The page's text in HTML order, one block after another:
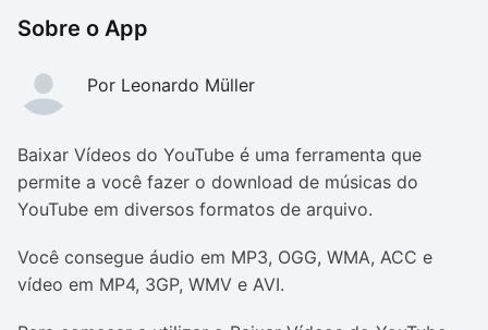
Sobre o App
Por Leonardo Müller
Baixar Vídeos do YouTube é uma ferramenta que
permite a você fazer o download de músicas do
YouTube em diversos formatos de arquivo.
Você consegue áudio em MP3, OGG, WMA, ACC e
vídeo em MP4, 3GP, WMV e AVI.